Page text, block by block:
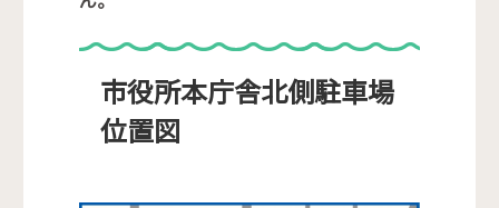
市役所本庁舎北側駐車場
位置図